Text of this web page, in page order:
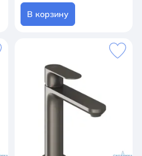
В корзину